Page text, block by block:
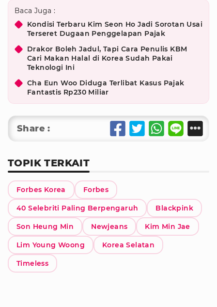
Baca Juga :
Kondisi Terbaru Kim Seon Ho Jadi Sorotan Usai
Terseret Dugaan Penggelapan Pajak
Drakor Boleh Jadul, Tapi Cara Penulis KBM
Cari Makan Halal di Korea Sudah Pakai
Teknologi Ini
Cha Eun Woo Diduga Terlibat Kasus Pajak
Fantastis Rp230 Miliar
Share :
TOPIK TERKAIT
Forbes Korea Forbes
40 Selebriti Paling Berpengaruh Blackpink
Son Heung Min Newjeans Kim Min Jae
Lim Young Woong Korea Selatan
Timeless